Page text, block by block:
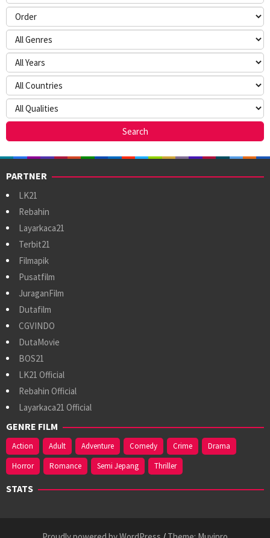
PARTNER
LK21
Rebahin
Layarkaca21
Terbit21
Filmapik
Pusatfilm
JuraganFilm
Dutafilm
CGVINDO
DutaMovie
BOS21
LK21 Official
Rebahin Official
Layarkaca21 Official
GENRE FILM
Action Adult Adventure Comedy Crime
Drama
Horror
Romance Semi Jepang Thriller
STATS